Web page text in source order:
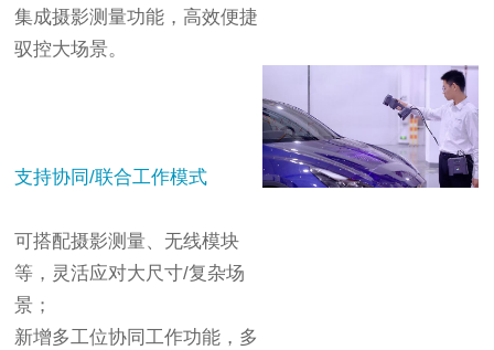
集成摄影测量功能，高效便捷
驭控大场景。
支持协同/联合工作模式
可搭配摄影测量、无线模块
等，灵活应对大尺寸/复杂场
景；
新增多工位协同工作功能，多